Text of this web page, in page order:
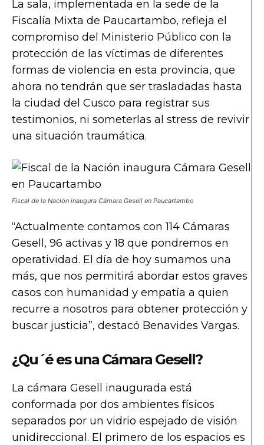
La sala, implementada en la sede de la
Fiscalía Mixta de Paucartambo, refleja el
compromiso del Ministerio Público con la
protección de las víctimas de diferentes
formas de violencia en esta provincia, que
ahora no tendrán que ser trasladadas hasta
la ciudad del Cusco para registrar sus
testimonios, ni someterlas al stress de revivir
una situación traumática.
Fiscal de la Nación inaugura Cámara Gesell en Paucartambo
“Actualmente contamos con 114 Cámaras
Gesell, 96 activas y 18 que pondremos en
operatividad. El día de hoy sumamos una
más, que nos permitirá abordar estos graves
casos con humanidad y empatía a quien
recurre a nosotros para obtener protección y
buscar justicia”, destacó Benavides Vargas.
¿Qu´é es una Cámara Gesell?
La cámara Gesell inaugurada está
conformada por dos ambientes físicos
separados por un vidrio espejado de visión
unidireccional. El primero de los espacios es